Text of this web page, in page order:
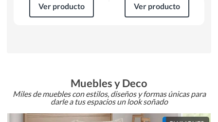
Ver producto Ver producto
Muebles y Deco
Miles de muebles con estilos, diseños y formas únicas para
darle a tus espacios un look soñado